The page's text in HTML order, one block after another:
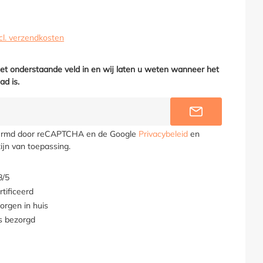
verzendkosten
onderstaande veld in en wij laten u weten wanneer het
is.
INFORMEER
door reCAPTCHA en de Google Privacybeleid en
van toepassing.
5
in huis
bezorgd